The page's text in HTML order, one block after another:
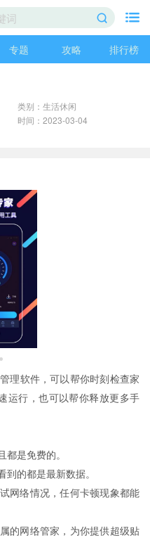
专题 攻略 排行榜
类别：生活休闲
时间：2023-03-04
理软件，可以帮你时刻检查家
运行，也可以帮你释放更多手
是免费的。
的都是最新数据。
网络情况，任何卡顿现象都能
的网络管家，为你提供超级贴